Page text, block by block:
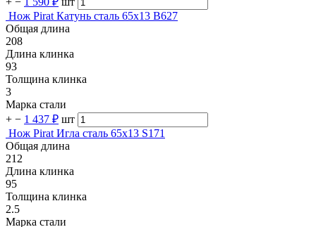
Нож Pirat Катунь сталь 65х13 B627
Общая длина
208
Длина клинка
93
Толщина клинка
3
Марка стали
+ − 1 437 ₽ шт
Нож Pirat Игла сталь 65х13 S171
Общая длина
212
Длина клинка
95
Толщина клинка
2.5
Марка стали